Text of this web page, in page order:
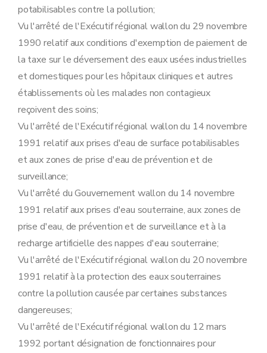
Art. 60
Sous-section 2 Documents à joindre à la demande de permis d'environnement et de permis unique
Sous-section 3 Instruction et délivrance du permis d'environnement et du permis unique
Art. 62
Art. 64
Sous-section 4 Surveillance et mesures administratives
Art. 66
Section 4 Déclarations
Sous-section première
Procédure de déclaration relative aux établissements de classe 3
Art. 67
Art. 68
Art. 70
Art. 71
Sous-section 2
Modalités du recours prévu à l'article 41 du décret contre les conditions complémentaires éventuelles
Art. 72
Art. 73
Art. 74
Art. 75
Sous-section 3 Tenue des registres des déclarations
Art. 76
Art. 77
Section 5 Sûreté visée à l'article 55 du décret
Sous-section première
Art. 78
Art. 79
Sous-section 2 Modalités de constitution de la sûreté
potabilisables contre la pollution;
Vu l'arrêté de l'Exécutif régional wallon du 29 novembre
1990 relatif aux conditions d'exemption de paiement de
la taxe sur le déversement des eaux usées industrielles
et domestiques pour les hôpitaux cliniques et autres
établissements où les malades non contagieux
reçoivent des soins;
Vu l'arrêté de l'Exécutif régional wallon du 14 novembre
1991 relatif aux prises d'eau de surface potabilisables
et aux zones de prise d'eau de prévention et de
surveillance;
Vu l'arrêté du Gouvernement wallon du 14 novembre
1991 relatif aux prises d'eau souterraine, aux zones de
prise d'eau, de prévention et de surveillance et à la
recharge artificielle des nappes d'eau souterraine;
Vu l'arrêté de l'Exécutif régional wallon du 20 novembre
1991 relatif à la protection des eaux souterraines
contre la pollution causée par certaines substances
dangereuses;
Vu l'arrêté de l'Exécutif régional wallon du 12 mars
1992 portant désignation de fonctionnaires pour